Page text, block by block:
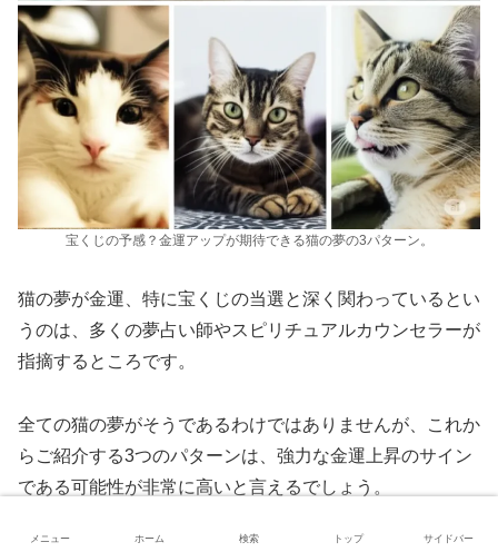
宝くじの予感？金運アップが期待できる猫の夢の3パターン。
猫の夢が金運、特に宝くじの当選と深く関わっているとい
うのは、多くの夢占い師やスピリチュアルカウンセラーが
指摘するところです。
全ての猫の夢がそうであるわけではありませんが、これか
らご紹介する3つのパターンは、強力な金運上昇のサイン
である可能性が非常に高いと言えるでしょう。
メニュー ホーム 検索 トップ サイドバー